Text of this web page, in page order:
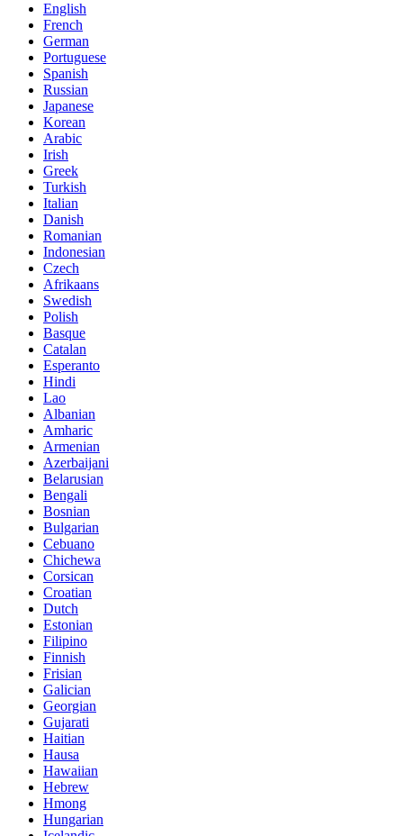
English
French
German
Portuguese
Spanish
Russian
Japanese
Korean
Arabic
Irish
Greek
Turkish
Italian
Danish
Romanian
Indonesian
Czech
Afrikaans
Swedish
Polish
Basque
Catalan
Esperanto
Hindi
Lao
Albanian
Amharic
Armenian
Azerbaijani
Belarusian
Bengali
Bosnian
Bulgarian
Cebuano
Chichewa
Corsican
Croatian
Dutch
Estonian
Filipino
Finnish
Frisian
Galician
Georgian
Gujarati
Haitian
Hausa
Hawaiian
Hebrew
Hmong
Hungarian